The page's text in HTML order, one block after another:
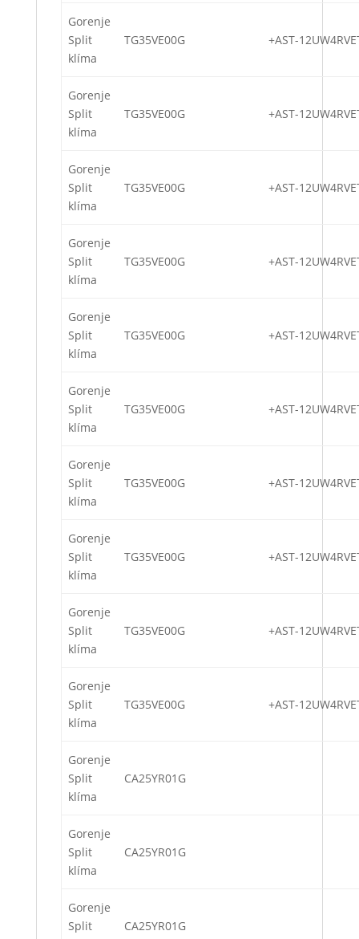
Gorenje
Split
klíma
TG35VE00G +AST-
Gorenje
Split
klíma
TG35VE00G +AST-
Gorenje
Split
klíma
TG35VE00G +AST-
Gorenje
Split
klíma
TG35VE00G +AST-
Gorenje
Split
klíma
TG35VE00G +AST-
Gorenje
Split
klíma
TG35VE00G +AST-
Gorenje
Split
klíma
TG35VE00G +AST-
Gorenje
Split
klíma
TG35VE00G +AST-
Gorenje
Split
klíma
TG35VE00G +AST-
Gorenje
Split
klíma
TG35VE00G +AST-
Gorenje
Split
klíma
CA25YR01G
Gorenje
Split
klíma
CA25YR01G
Gorenje
Split
CA25YR01G